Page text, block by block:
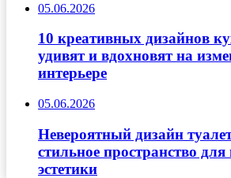
05.06.2026
10 креативных дизайнов
удивят и вдохновят на
интерьере
05.06.2026
Невероятный дизайн
стильное пространство
эстетики